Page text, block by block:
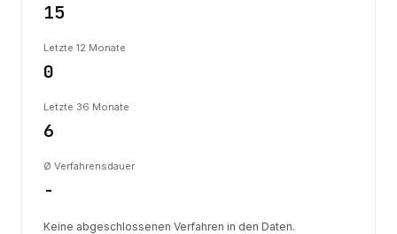
15
Letzte 12 Monate
0
Letzte 36 Monate
6
Ø Verfahrensdauer
-
Keine abgeschlossenen Verfahren in den Daten.